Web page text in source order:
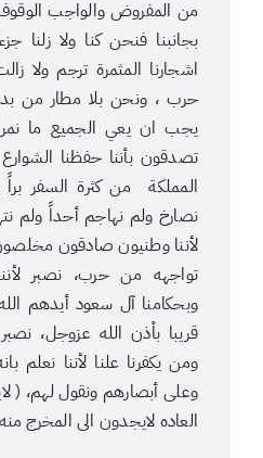
من المفروض والواجب
بجانبنا فنحن كنا ولا زلنا
اشجارنا المثمرة ترجم ولا
حرب ، ونحن بلا مطار من
يجب ان يعي الجميع ما
تصدقون بأننا حفظنا
المملكة من كثرة السفر
نصارخ ولم نهاجم أحداً ولم
لأننا وطنيون صادقون
تواجهه من حرب، نصبر
وبحكامنا آل سعود أيدهم
قريبا باْذن الله عزوجل،
ومن يكفرنا علنا لأننا نعلم
وعلى أبصارهم ونقول لهم، (
العاده لايجدون الى المخرج